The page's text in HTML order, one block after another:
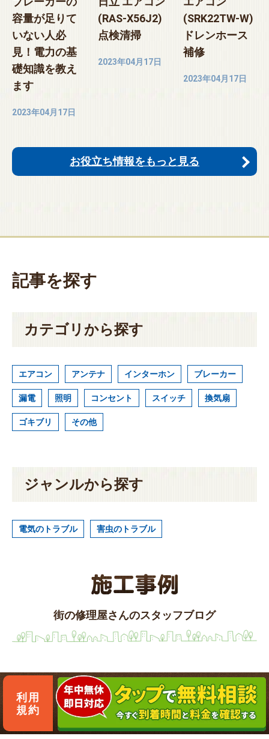
容量が足りて
いない人必
見！電力の基
礎知識を教え
ます
2023年04月17日
(RAS-X56J2)
点検清掃
2023年04月17日
(SRK22TW-W)
ドレンホース
補修
2023年04月17日
お役立ち情報をもっと見る
記事を探す
カテゴリから探す
エアコン アンテナ インターホン ブレーカー
漏電 照明 コンセント スイッチ 換気扇
ゴキブリ その他
ジャンルから探す
電気のトラブル 害虫のトラブル
街の修理屋さんのスタッフブログ
利用
規約